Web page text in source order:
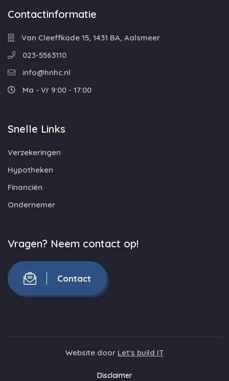
Contactinformatie
Van Cleeffkade 15, 1431 BA, Aalsmeer
023-5563110
info@hnhc.nl
Ma - Vr 9:00 - 17:00
Snelle Links
Verzekeringen
Hypotheken
Financiën
Ondernemer
Vragen? Neem contact op!
Contact
Website door Let's build IT
Disclaimer